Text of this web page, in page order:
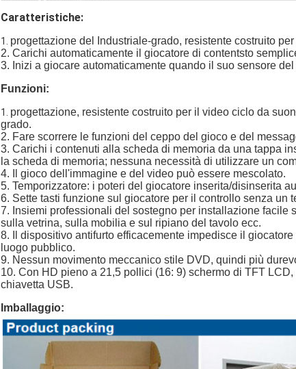
Caratteristiche:
1. progettazione del Industriale-grado, resistente costruito
2. Carichi automaticamente il giocatore di contentsto
3. Inizi a giocare automaticamente quando il suo sensore
Funzioni:
1. progettazione, resistente costruito per il video ciclo da
grado.
2. Fare scorrere le funzioni del ceppo del gioco e del
3. Carichi i contenuti alla scheda di memoria da una tappa
la scheda di memoria; nessuna necessità di utilizzare un
4. Il gioco dell'immagine e del video può essere mescolato.
5. Temporizzatore: i poteri del giocatore inserita/disinserita
6. Sette tasti funzione sul giocatore per il controllo senza un
7. Insiemi professionali del sostegno per installazione facile
sulla vetrina, sulla mobilia e sul ripiano del tavolo ecc.
8. Il dispositivo antifurto efficacemente impedisce il
luogo pubblico.
9. Nessun movimento meccanico stile DVD, quindi più
10. Con HD pieno a 21,5 pollici (16: 9) schermo di TFT
chiavetta USB.
Imballaggio: